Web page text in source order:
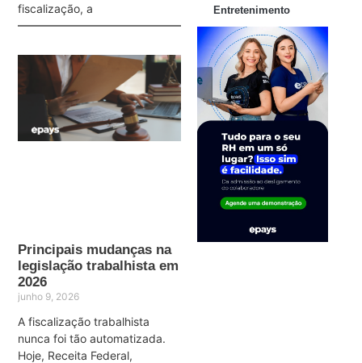
fiscalização, a
Principais mudanças na
legislação trabalhista em
2026
junho 9, 2026
A fiscalização trabalhista
nunca foi tão automatizada.
Hoje, Receita Federal,
Entretenimento